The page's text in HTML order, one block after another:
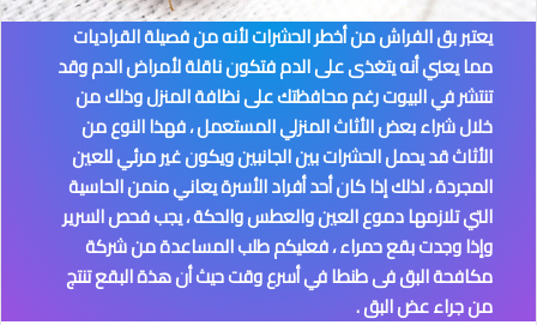
يعتبر بق الفراش من أخطر الحشرات لأنه من فصيلة القراديات
مما يعني أنه يتغذى على الدم فتكون ناقلة لأمراض الدم وقد
تنتشر في البيوت رغم محافظتك على نظافة المنزل وذلك من
خلال شراء بعض الأثاث المنزلي المستعمل ، فهذا النوع من
الأثاث قد يحمل الحشرات بين الجانبين ويكون غير مرئي للعين
المجردة ، لذلك إذا كان أحد أفراد الأسرة يعاني منمن الحاسية
التي تلازمها دموع العين والعطس والحكة ، يجب فحص السرير
وإذا وجدت بقع حمراء ، فعليكم طلب المساعدة من شركة
مكافحة البق فى طنطافي أسرع وقت حيث أن هذة البقع تنتج
من جراء عض البق .